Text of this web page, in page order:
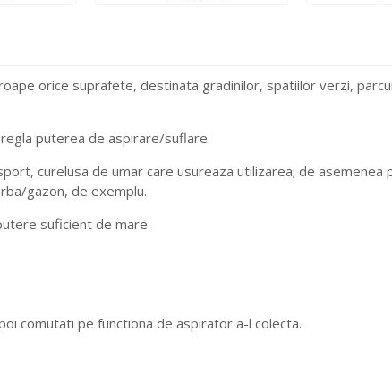
orice suprafete, destinata gradinilor, spatiilor verzi,
puterea de aspirare/suflare.
curelusa de umar care usureaza utilizarea; de
gazon, de exemplu.
suficient de mare.
comutati pe functiona de aspirator a-l colecta.